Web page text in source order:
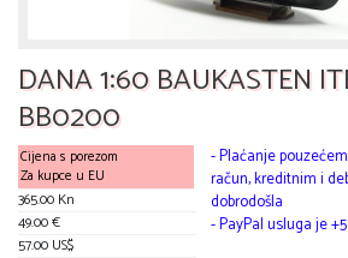
DANA 1:60 BAUKASTEN
BB0200
Cijena s porezom
Za kupce u EU
365.00 Kn
49.00 €
57.00 US$
- Plaćanje
račun, kreditnim i
dobrodošla
- PayPal usluga je